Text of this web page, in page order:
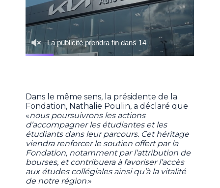
Dans le même sens, la présidente de la
Fondation, Nathalie Poulin, a déclaré que
«nous poursuivrons les actions
d’accompagner les étudiantes et les
étudiants dans leur parcours. Cet héritage
viendra renforcer le soutien offert par la
Fondation, notamment par l’attribution de
bourses, et contribuera à favoriser l’accès
aux études collégiales ainsi qu’à la vitalité
de notre région.»